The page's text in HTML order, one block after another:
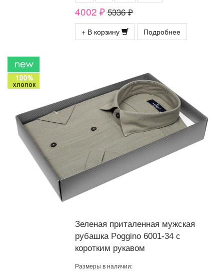
4002 ₽ 5336 ₽
+ В корзину Подробнее
Зеленая приталенная мужская
рубашка Poggino 6001-34 с
коротким рукавом
Размеры в наличии: